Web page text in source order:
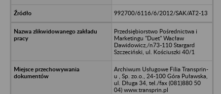
992700/6116/6/2012/SAK/AT2-13
Przedsiębiorstwo Pośrednictwa i
Marketingu "Duet" Wacław
Dawidowicz,/n73-110 Stargard
Szczeciński, ul. Kościuszki 40/1
Archiwum Usługowe Filia Transprin-
u , Sp. zo.o., 24-100 Góra Puławska,
ul. Długa 34, tel./fax (081)880 50
04) www.transprin.pl